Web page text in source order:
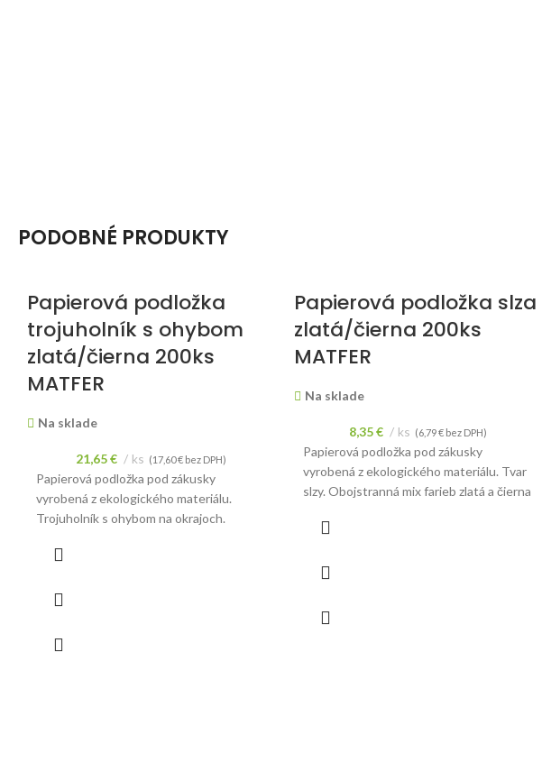
PODOBNÉ PRODUKTY
Papierová podložka
trojuholník s ohybom
zlatá/čierna 200ks
MATFER
Na sklade
21,65€ ks (17,60€ bez DPH)
Papierová podložka pod zákusky
vyrobená z ekologického materiálu.
Trojuholník s ohybom na okrajoch.
Papierová podložka slza
zlatá/čierna 200ks
MATFER
Na sklade
8,35€ ks (6,79€bez DPH)
Papierová podložka pod zákusky
vyrobená z ekologického materiálu. Tvar
slzy. Obojstranná mix farieb zlatá a čierna